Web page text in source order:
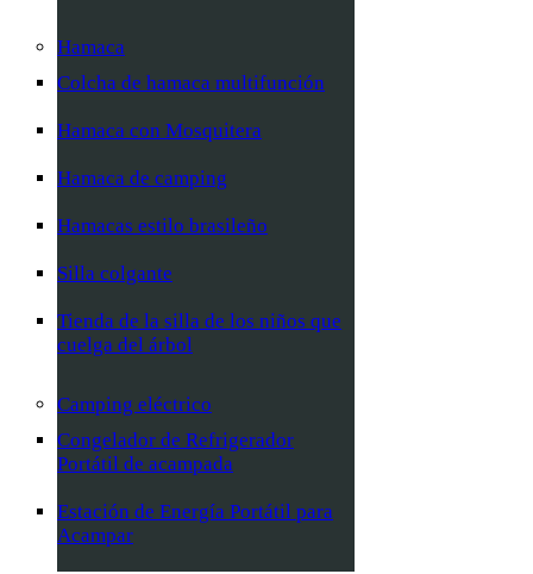
Hamaca
Colcha de hamaca multifunción
Hamaca con Mosquitera
Hamaca de camping
Hamacas estilo brasileño
Silla colgante
Tienda de la silla de los niños que
cuelga del árbol
Camping eléctrico
Congelador de Refrigerador
Portátil de acampada
Estación de Energía Portátil para
Acampar